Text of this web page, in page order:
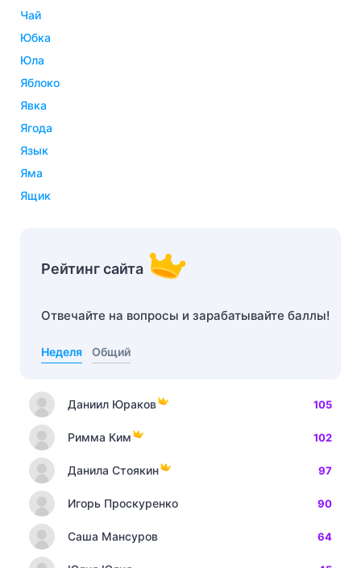
чай
юбка
юла
яблоко
явка
ягода
язык
яма
ящик
Рейтинг сайта
Отвечайте на вопросы и зарабатывайте баллы!
Неделя Общий
Даниил Юраков 105
Римма Ким 102
Данила Стоякин 97
Игорь Проскуренко 90
Саша Мансуров 64